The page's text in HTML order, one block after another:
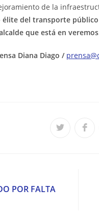
de la
del transporte
que está en veremos
Diana Diago /
Se Se
POR FALTA